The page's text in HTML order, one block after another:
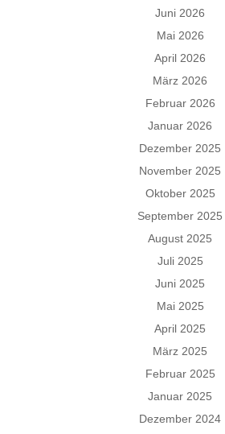
Juni 2026
Mai 2026
April 2026
März 2026
Februar 2026
Januar 2026
Dezember 2025
November 2025
Oktober 2025
September 2025
August 2025
Juli 2025
Juni 2025
Mai 2025
April 2025
März 2025
Februar 2025
Januar 2025
Dezember 2024